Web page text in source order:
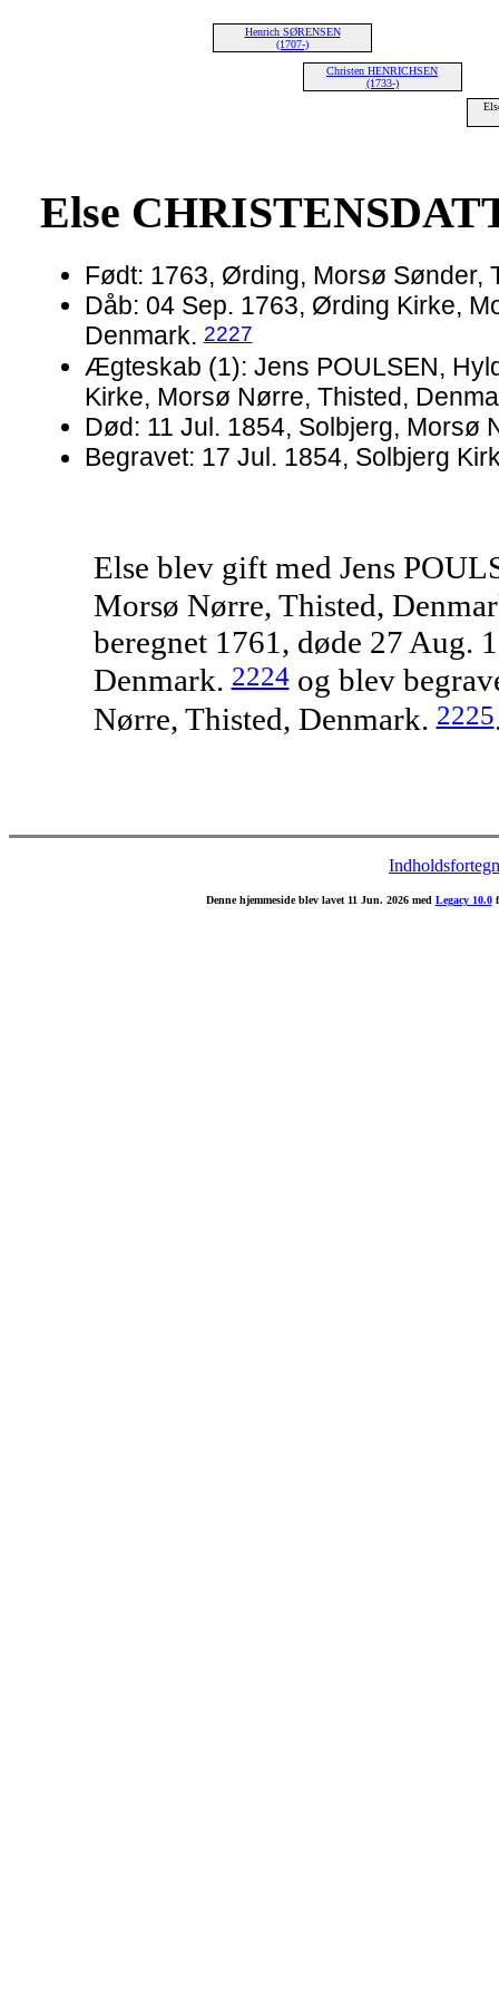
Henrich SØRENSEN
(1707-)
Christen HENRICHSEN
(1733-)
Else
Født: 1763, Ørding, Morsø Sønder,
Dåb: 04 Sep. 1763, Ørding Kirke,
Denmark.2227
Ægteskab (1): Jens POULSEN,
Kirke, Morsø Nørre, Thisted,
Død: 11 Jul. 1854, Solbjerg, Morsø
Begravet: 17 Jul. 1854, Solbjerg
Else blev gift med Jens
Morsø Nørre, Thisted,
beregnet 1761, døde 27 Aug.
Denmark.2224og blev
Nørre, Thisted, Denmark.2225
Denne hjemmeside blev lavet 11 Jun. 2026 med Legacy 10.0